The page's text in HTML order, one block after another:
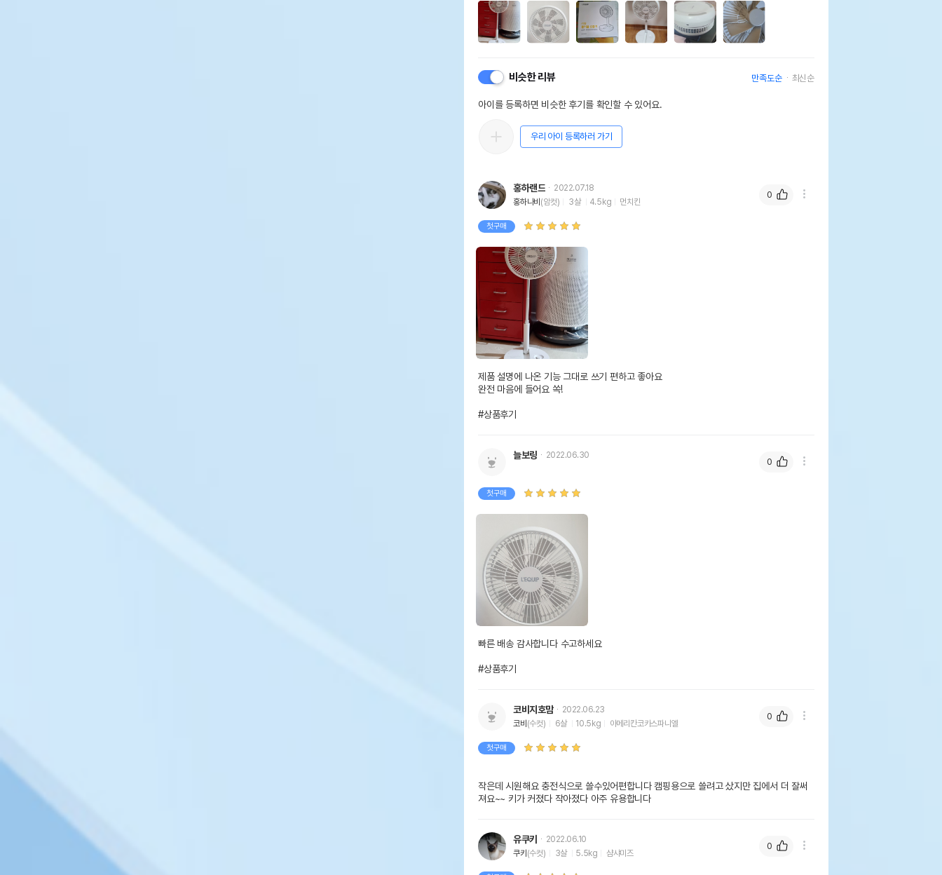
비슷한 리뷰 만족도순 최신순
아이를 등록하면 비슷한 후기를 확인할 수 있어요.
우리 아이 등록하러 가기
홍하랜드
2022.07.18
홍하나비(암컷) 3살 4.5kg 먼치킨
첫구매
제품 설명에 나온 기능 그대로 쓰기 편하고 좋아요
완전 마음에 들어요 쏙!
#상품후기
0
늘보링 2022.06.30
첫구매
빠른 배송 감사합니다 수고하세요
#상품후기
0
코비지호맘
2022.06.23
코비(수컷) 6살 10.5kg 아메리칸코카스파니엘
첫구매
작은데 시원해요 충전식으로 쓸수있어편합니다 캠핑용으로 쓸려고 샀지만 집에서 더 잘써
져요~~ 키가 커졌다 작아졌다 아주 유용합니다
0
유쿠키
2022.06.10
쿠키(수컷) 3살 5.5kg 샴샤미즈
0